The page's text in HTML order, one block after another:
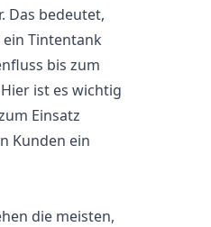
Das bedeutet,
Tintentank
bis zum
ist es wichtig
Einsatz
Kunden ein
die meisten,